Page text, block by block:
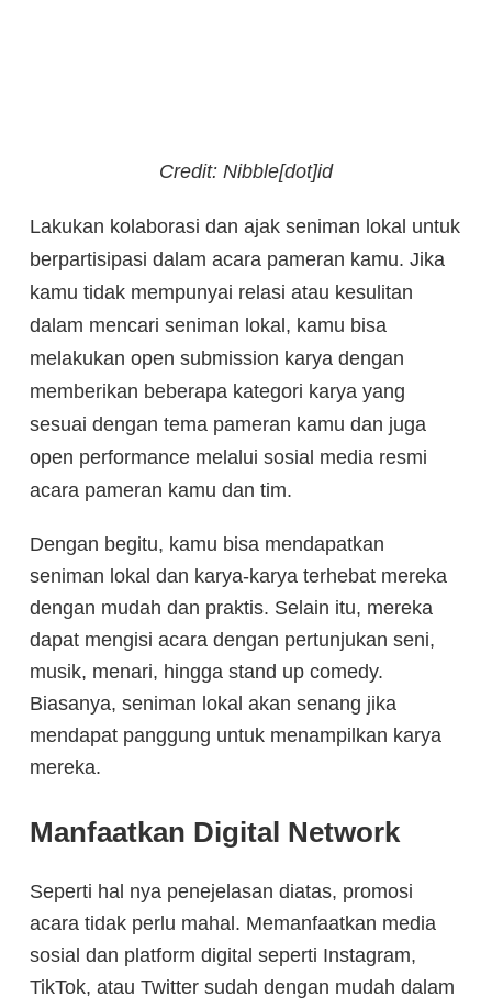
Credit: Nibble[dot]id
Lakukan kolaborasi dan ajak seniman lokal untuk
berpartisipasi dalam acara pameran kamu. Jika
kamu tidak mempunyai relasi atau kesulitan
dalam mencari seniman lokal, kamu bisa
melakukan open submission karya dengan
memberikan beberapa kategori karya yang
sesuai dengan tema pameran kamu dan juga
open performance melalui sosial media resmi
acara pameran kamu dan tim.
Dengan begitu, kamu bisa mendapatkan
seniman lokal dan karya-karya terhebat mereka
dengan mudah dan praktis. Selain itu, mereka
dapat mengisi acara dengan pertunjukan seni,
musik, menari, hingga stand up comedy.
Biasanya, seniman lokal akan senang jika
mendapat panggung untuk menampilkan karya
mereka.
Manfaatkan Digital Network
Seperti hal nya penejelasan diatas, promosi
acara tidak perlu mahal. Memanfaatkan media
sosial dan platform digital seperti Instagram,
TikTok, atau Twitter sudah dengan mudah dalam